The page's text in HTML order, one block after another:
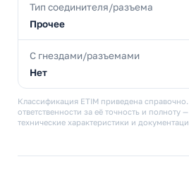
Тип соединителя/разъема
Прочее
С гнездами/разъемами
Нет
Классификация ETIM приведена
ответственности за её точность и полноту
технические характеристики и